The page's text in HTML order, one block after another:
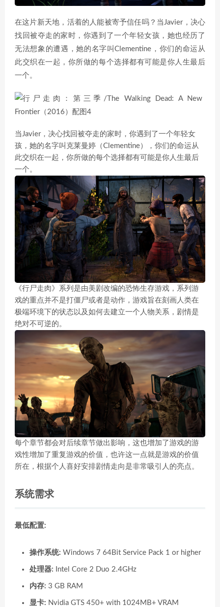
在这片新天地，活着的人能被寄予信任吗？当Javier，决心
找回被夺走的家时，你遇到了一个年轻女孩，她也经历了
无法想象的遭遇，她的名字叫Clementine，你们的命运从
此交织在一起，你所做的每个选择都有可能是你人生最后
一个。
当Javier，决心找回被夺走的家时，你遇到了一个年轻女
孩，她的名字叫克莱曼婷（Clementine），你们的命运从
此交织在一起，你所做的每个选择都有可能是你人生最后
一个。
《行尸走肉》系列是由美剧改编的恐怖生存游戏，系列游
戏的重点并不是打僵尸或者是动作，游戏旨在刻画人类在
极端环境下的状态以及如何去建立一个人物关系，剧情是
绝对不可逆的。
每个章节都会对后续章节做出影响，这也增加了游戏的游
戏性增加了重复游戏的价值，也许这一点就是游戏的价值
所在，根据个人喜好安排剧情走向是非常吸引人的亮点。
系统需求
最低配置:
操作系统: Windows 7 64Bit Service Pack 1 or higher
处理器: Intel Core 2 Duo 2.4GHz
内存: 3 GB RAM
显卡: Nvidia GTS 450+ with 1024MB+ VRAM